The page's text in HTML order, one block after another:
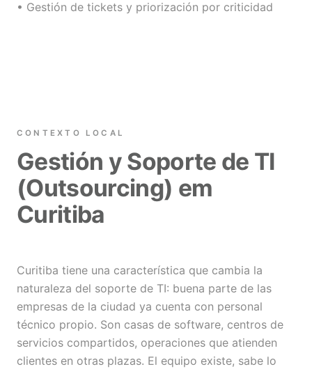
• Gestión de tickets y priorización por criticidad
CONTEXTO LOCAL
Gestión y Soporte de TI
(Outsourcing) em
Curitiba
Curitiba tiene una característica que cambia la
naturaleza del soporte de TI: buena parte de las
empresas de la ciudad ya cuenta con personal
técnico propio. Son casas de software, centros de
servicios compartidos, operaciones que atienden
clientes en otras plazas. El equipo existe, sabe lo